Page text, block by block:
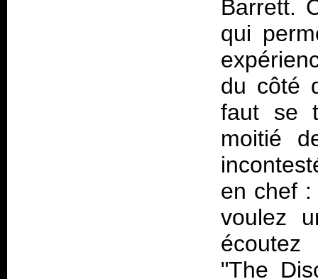
Barrett.
qui
du côté
faut se
moitié
en chef :
voulez
"The